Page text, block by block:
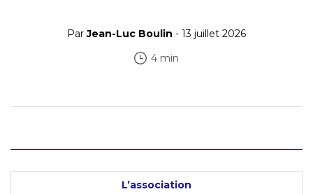
ParJean-Luc Boulin - 13 juillet 2026
4 min
L’association